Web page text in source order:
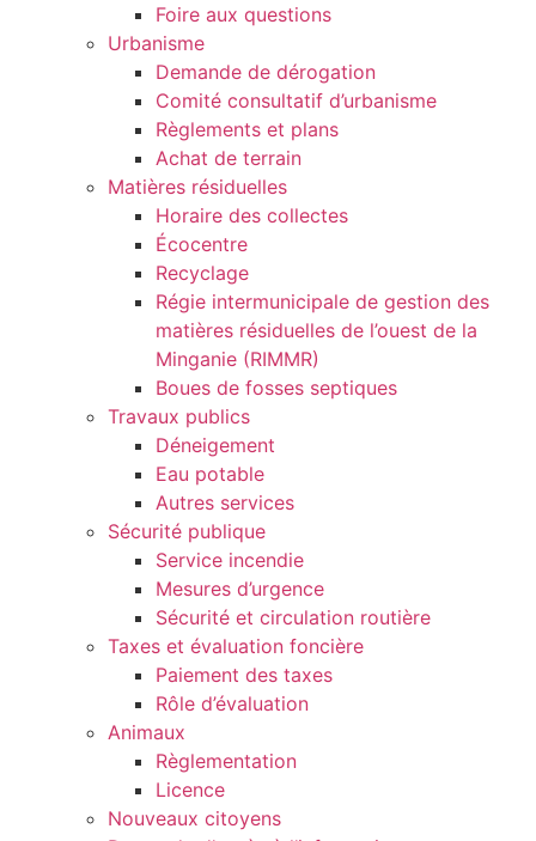
Foire aux questions
Urbanisme
Demande de dérogation
Comité consultatif d’urbanisme
Règlements et plans
Achat de terrain
Matières résiduelles
Horaire des collectes
Écocentre
Recyclage
Régie intermunicipale de gestion des
matières résiduelles de l’ouest de la
Minganie (RIMMR)
Boues de fosses septiques
Travaux publics
Déneigement
Eau potable
Autres services
Sécurité publique
Service incendie
Mesures d’urgence
Sécurité et circulation routière
Taxes et évaluation foncière
Paiement des taxes
Rôle d’évaluation
Animaux
Règlementation
Licence
Nouveaux citoyens